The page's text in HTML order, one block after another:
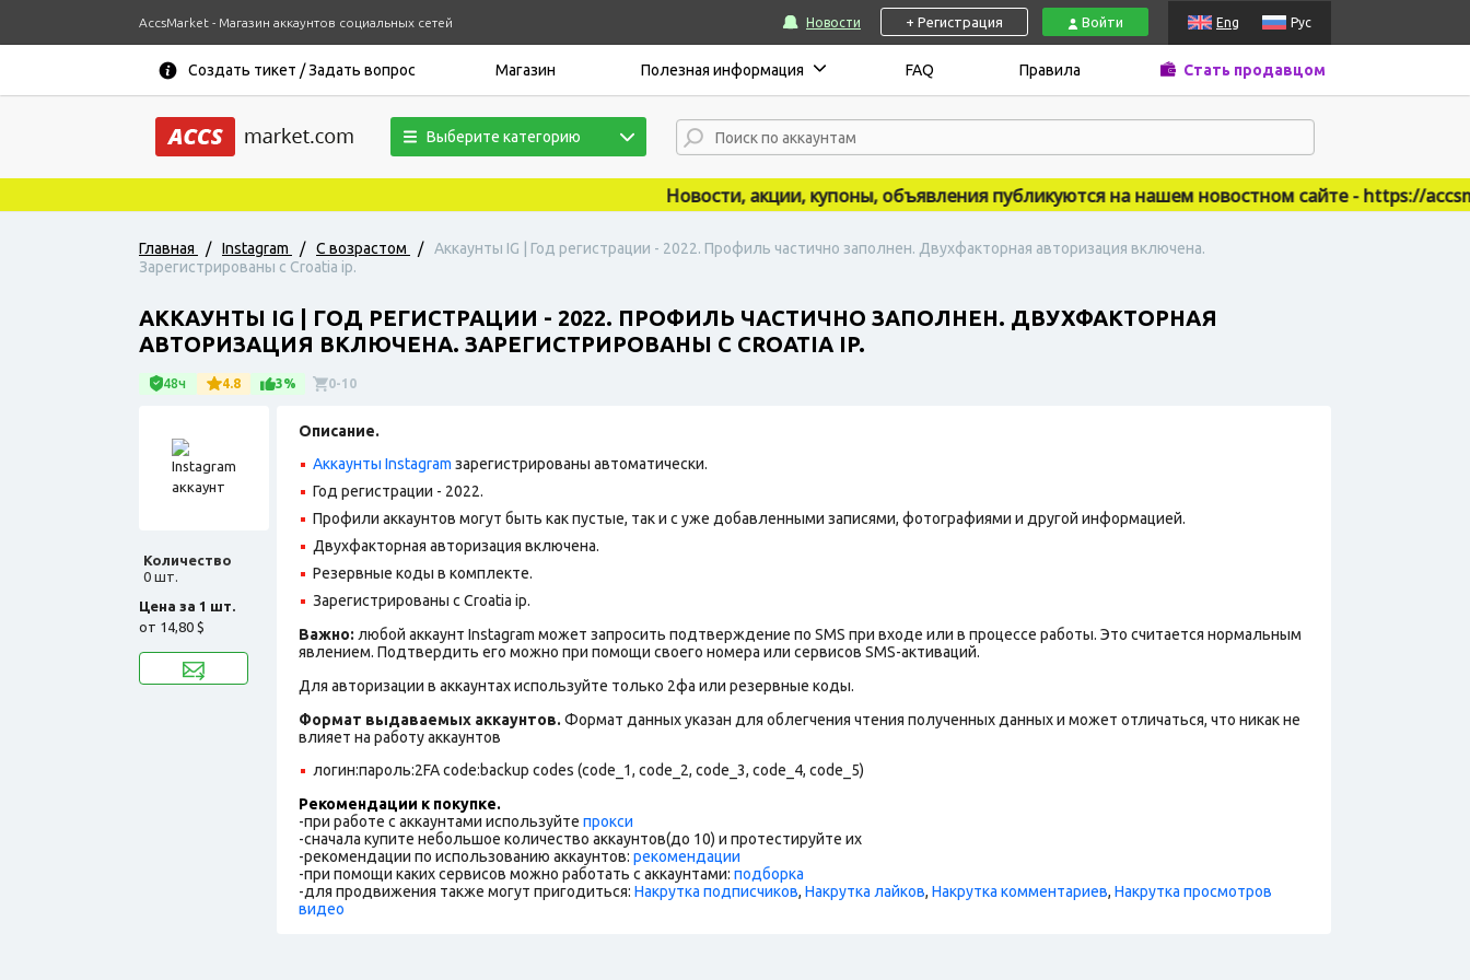
AccsMarket - Магазин аккаунтов социальных сетей Новости + Регистрация Войти Eng Рус
Создать тикет / Задать вопрос Магазин Полезная информация FAQ Правила Стать продавцом
Выберите категорию
Новости, акции, купоны, объявления публикуются на нашем новостном сайте - https://
Главная / Instagram / С возрастом /
Аккаунты IG | Год регистрации - 2022. Профиль частично заполнен. Двухфакторная авторизация включена.
Зарегистрированы с Croatia ip.
АККАУНТЫ IG | ГОД РЕГИСТРАЦИИ - 2022. ПРОФИЛЬ ЧАСТИЧНО ЗАПОЛНЕН. ДВУХФАКТОРНАЯ
АВТОРИЗАЦИЯ ВКЛЮЧЕНА. ЗАРЕГИСТРИРОВАНЫ С CROATIA IP.
48ч 4.8 3% 0-10
Количество
0 шт.
Цена за 1 шт.
от 14,80 $
Описание.
Аккаунты Instagram зарегистрированы автоматически.
Год регистрации - 2022.
Профили аккаунтов могут быть как пустые, так и с уже добавленными записями, фотографиями и другой информацией.
Двухфакторная авторизация включена.
Резервные коды в комплекте.
Зарегистрированы с Croatia ip.
Важно: любой аккаунт Instagram может запросить подтверждение по SMS при входе или в процессе работы. Это считается нормальным
явлением. Подтвердить его можно при помощи своего номера или сервисов SMS-активаций.
Для авторизации в аккаунтах используйте только 2фа или резервные коды.
Формат выдаваемых аккаунтов. Формат данных указан для облегчения чтения полученных данных и может отличаться, что никак не
влияет на работу аккаунтов
логин:пароль:2FA code:backup codes (code_1, code_2, code_3, code_4, code_5)
Рекомендации к покупке.
-при работе с аккаунтами используйте прокси
-сначала купите небольшое количество аккаунтов(до 10) и протестируйте их
-рекомендации по использованию аккаунтов: рекомендации
-при помощи каких сервисов можно работать с аккаунтами: подборка
-для продвижения также могут пригодиться: Накрутка подписчиков, Накрутка лайков, Накрутка комментариев, Накрутка просмотров
видео